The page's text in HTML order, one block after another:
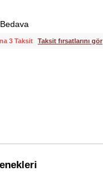
3 Taksit Taksit fırsatlarını gör